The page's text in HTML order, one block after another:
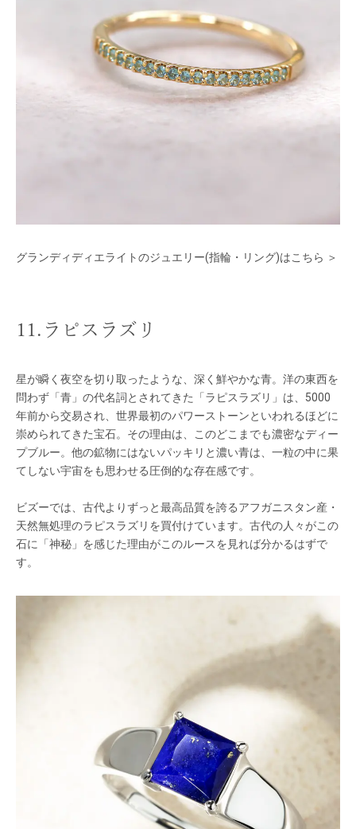
グランディディエライトのジュエリー(指輪・リング)はこちら ＞
11.ラピスラズリ
星が瞬く夜空を切り取ったような、深く鮮やかな青。洋の東西を
問わず「青」の代名詞とされてきた「ラピスラズリ」は、5000
年前から交易され、世界最初のパワーストーンといわれるほどに
崇められてきた宝石。その理由は、このどこまでも濃密なディー
プブルー。他の鉱物にはないパッキリと濃い青は、一粒の中に果
てしない宇宙をも思わせる圧倒的な存在感です。
ビズーでは、古代よりずっと最高品質を誇るアフガニスタン産・
天然無処理のラピスラズリを買付けています。古代の人々がこの
石に「神秘」を感じた理由がこのルースを見れば分かるはずで
す。